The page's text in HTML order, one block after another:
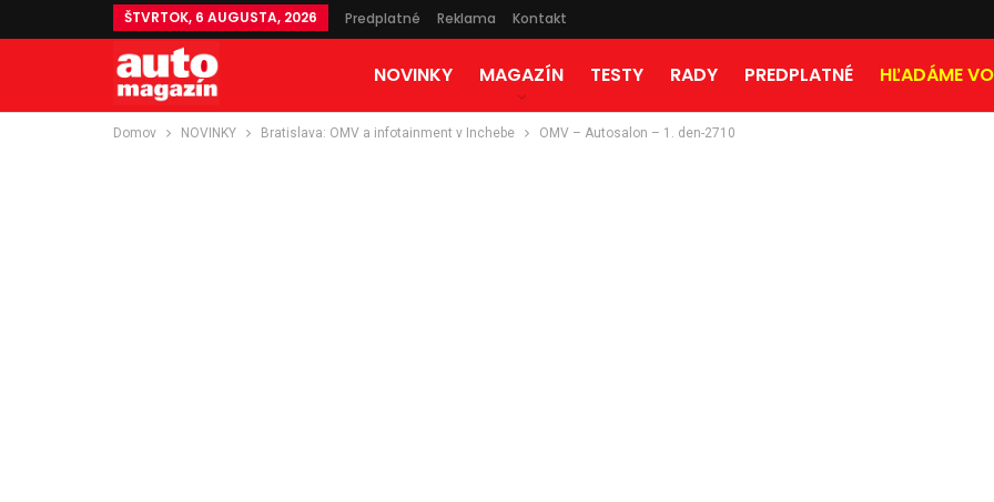
ŠTVRTOK, 6 AUGUSTA, 2026 Predplatné Reklama Kontakt
NOVINKY MAGAZÍN TESTY RADY PREDPLATNÉ HĽADÁME
Domov NOVINKY Bratislava: OMV a infotainment v Inchebe OMV – Autosalon – 1. den-2710